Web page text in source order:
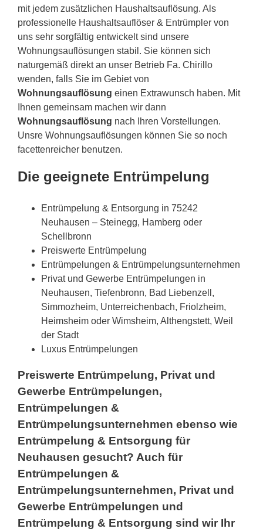
mit jedem zusätzlichen Haushaltsauflösung. Als
professionelle Haushaltsauflöser & Entrümpler von
uns sehr sorgfältig entwickelt sind unsere
Wohnungsauflösungen stabil. Sie können sich
naturgemäß direkt an unser Betrieb Fa. Chirillo
wenden, falls Sie im Gebiet von
Wohnungsauflösung einen Extrawunsch haben. Mit
Ihnen gemeinsam machen wir dann
Wohnungsauflösung nach Ihren Vorstellungen.
Unsre Wohnungsauflösungen können Sie so noch
facettenreicher benutzen.
Die geeignete Entrümpelung
Entrümpelung & Entsorgung in 75242
Neuhausen – Steinegg, Hamberg oder
Schellbronn
Preiswerte Entrümpelung
Entrümpelungen & Entrümpelungsunternehmen
Privat und Gewerbe Entrümpelungen in
Neuhausen, Tiefenbronn, Bad Liebenzell,
Simmozheim, Unterreichenbach, Friolzheim,
Heimsheim oder Wimsheim, Althengstett, Weil
der Stadt
Luxus Entrümpelungen
Preiswerte Entrümpelung, Privat und
Gewerbe Entrümpelungen,
Entrümpelungen &
Entrümpelungsunternehmen ebenso wie
Entrümpelung & Entsorgung für
Neuhausen gesucht? Auch für
Entrümpelungen &
Entrümpelungsunternehmen, Privat und
Gewerbe Entrümpelungen und
Entrümpelung & Entsorgung sind wir Ihr